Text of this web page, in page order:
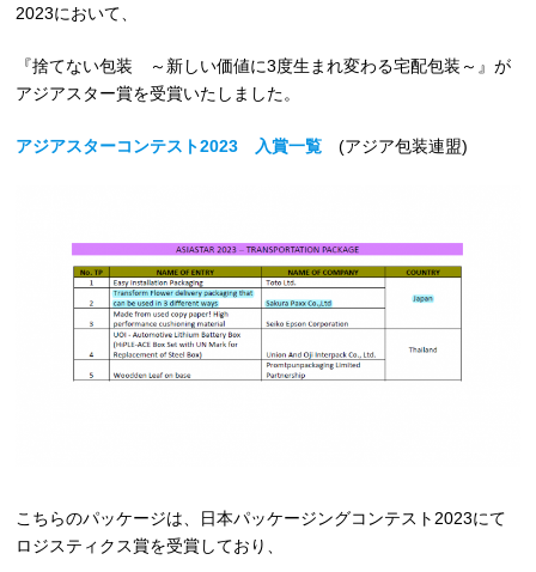
2023において、
『捨てない包装 ～新しい価値に3度生まれ変わる宅配包装～』が
アジアスター賞を受賞いたしました。
アジアスターコンテスト2023 入賞一覧 (アジア包装連盟)
こちらのパッケージは、日本パッケージングコンテスト2023にて
ロジスティクス賞を受賞しており、